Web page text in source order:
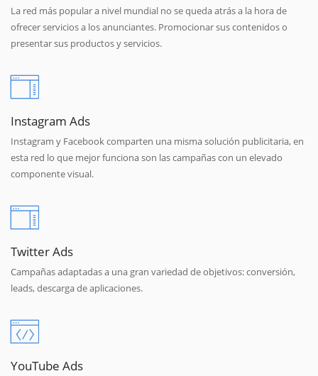
La red más popular a nivel mundial no se queda atrás a la hora de
ofrecer servicios a los anunciantes. Promocionar sus contenidos o
presentar sus productos y servicios.
Instagram Ads
Instagram y Facebook comparten una misma solución publicitaria, en
esta red lo que mejor funciona son las campañas con un elevado
componente visual.
Twitter Ads
Campañas adaptadas a una gran variedad de objetivos: conversión,
leads, descarga de aplicaciones.
YouTube Ads